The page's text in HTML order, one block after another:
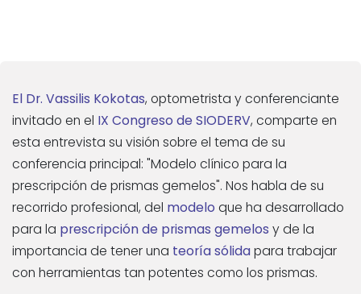
El Dr. Vassilis Kokotas, optometrista y conferenciante
invitado en el IX Congreso de SIODERV, comparte en
esta entrevista su visión sobre el tema de su
conferencia principal: "Modelo clínico para la
prescripción de prismas gemelos". Nos habla de su
recorrido profesional, del modelo que ha desarrollado
para la prescripción de prismas gemelos y de la
importancia de tener una teoría sólidapara trabajar
con herramientas tan potentes como los prismas.